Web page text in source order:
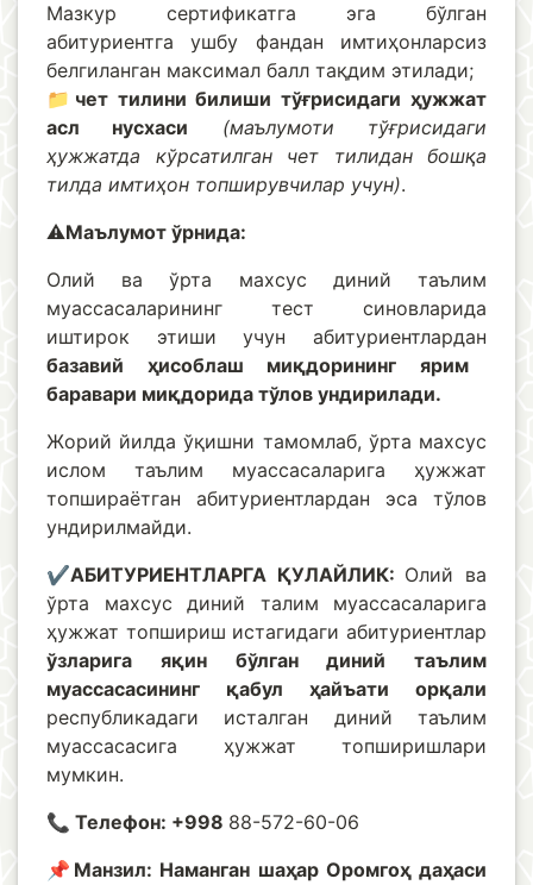
Мазкур сертификатга эга бўлган
абитуриентга ушбу фандан имтиҳонларсиз
белгиланган максимал балл тақдим этилади;
📁чет тилини билиши тўғрисидаги ҳужжат
асл нусхаси
(маълумоти тўғрисидаги
ҳужжатда кўрсатилган чет тилидан бошқа
тилда имтиҳон топширувчилар учун).
⚠️Маълумот ўрнида:
Олий ва ўрта махсус диний таълим
муассасаларининг тест синовларида
иштирок этиши учун абитуриентлардан
базавий ҳисоблаш миқдорининг ярим
баравари миқдорида тўлов ундирилади.
Жорий йилда ўқишни тамомлаб, ўрта махсус
ислом таълим муассасаларига ҳужжат
топшираётган абитуриентлардан эса тўлов
ундирилмайди.
✔️АБИТУРИЕНТЛАРГА ҚУЛАЙЛИК: Олий ва
ўрта махсус диний талим муассасаларига
ҳужжат топшириш истагидаги абитуриентлар
ўзларига яқин бўлган диний таълим
муассасасининг қабул ҳайъати орқали
республикадаги исталган диний таълим
муассасасига ҳужжат топширишлари
мумкин.
📞 Телефон: +998 88-572-60-06
📌Манзил: Наманган шаҳар Оромгоҳ даҳаси